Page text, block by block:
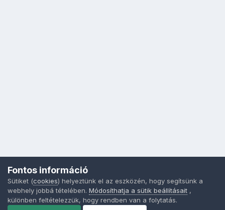
Fontos információ
Sütiket (cookies) helyeztünk el az eszközén, hogy segítsünk a
webhely jobbá tételében. Módosíthatja a sütik beállításait ,
különben feltételezzük, hogy rendben van a folytatás.